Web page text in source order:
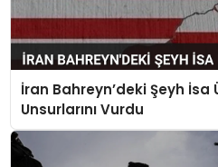
İran Bahreyn’deki Şeyh İsa
Unsurlarını Vurdu